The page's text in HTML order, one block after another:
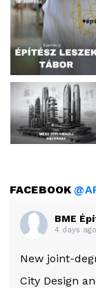
FACEBOOK
BME
4 days ago
New joint-
City Design